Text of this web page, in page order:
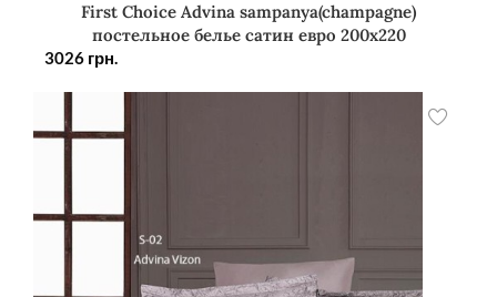
First Choice Advina sampanya(champagne)
постельное белье сатин евро 200х220
3026 грн.